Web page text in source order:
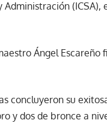
Ángel
concluyeron su
y dos de bronce a